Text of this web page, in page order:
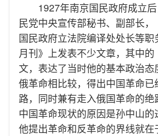
1927年南京国民政府成立
民党中央宣传部秘书、副部长，
国民政府立法院编译处处长等
月刊》上发表不少文章，其中
文，表达了当时他的基本政治
俄革命相比较，得出中国革命
路，同时兼有走入俄国革命的
中国革命现状的原因是孙中山的
他提出革命和反革命的界线就